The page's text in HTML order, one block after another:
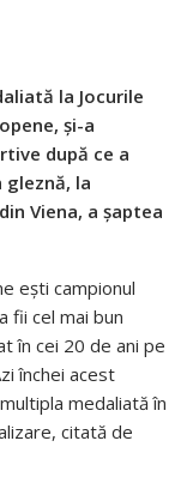
la Jocurile
şi-a
după ce a
la
Viena, a şaptea
ești campionul
fii cel mai bun
în cei 20 de ani pe
închei acest
medaliată în
citată de